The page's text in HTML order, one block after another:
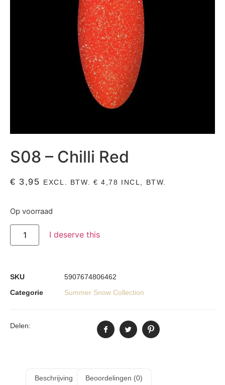
S08 – Chilli Red
€ 3,95 EXCL. BTW. € 4,78 INCL, BTW.
Op voorraad
I deserve this
SKU
5907674806462
Categorie
Summer Snow Collection
Delen:
Beschrijving Beoordelingen (0)